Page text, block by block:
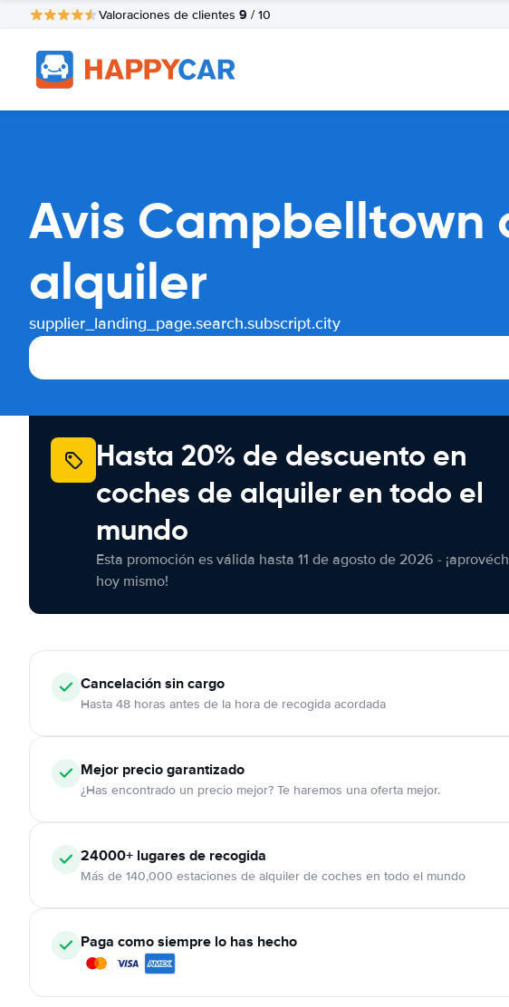
Valoraciones de clientes 9 / 10
Avis Campbelltown
alquiler
supplier_landing_page.search.subscript.city
Hasta 20% de descuento en
coches de alquiler en todo el
mundo
Esta promoción es válida hasta 11 de agosto de 2026 -
hoy mismo!
Cancelaciónsin cargo
Hasta 48 horas antes de la hora de recogida acordada
Mejor precio garantizado
¿Has encontrado un precio mejor? Te haremos una oferta mejor.
24000+ lugares de recogida
Más de 140,000 estaciones de alquiler de coches en todo el mundo
Paga como siempre lo has hecho